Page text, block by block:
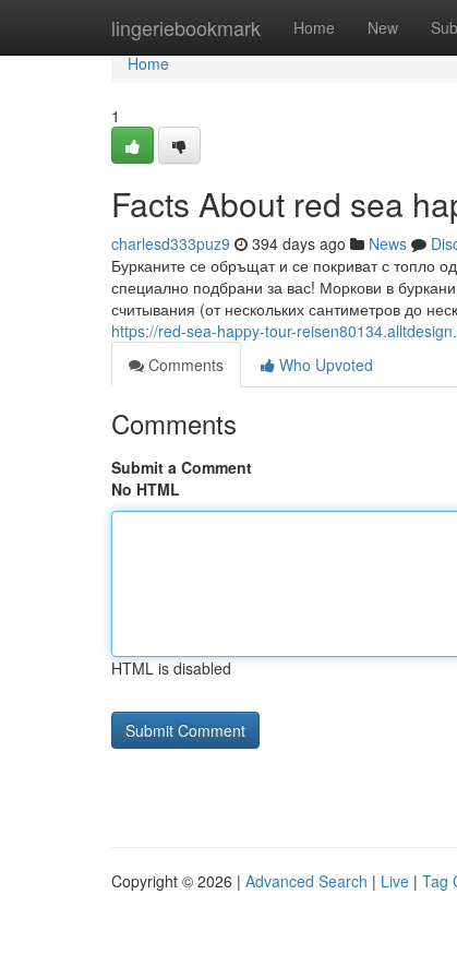
lingeriebookmark Home New
Home
Home
1
Facts About red sea
charlesd333puz9 394 days ago News
Бурканите се обръщат и се покриват с топло
специално подбрани за вас! Моркови в
считывания (от нескольких сантиметров до
https://red-sea-happy-tour-
Comments
Who Upvoted
Comments
Submit a Comment
No HTML
HTML is disabled
Copyright © 2026 | Advanced Search | Live | Tag